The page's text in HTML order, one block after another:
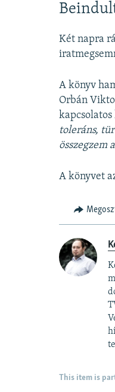
Két napra
A könyv
Orbán
toleráns,
összegzem
A könyvet
This item is